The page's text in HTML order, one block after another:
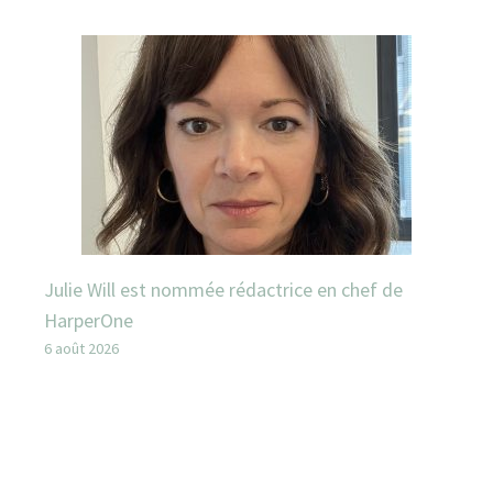
Julie Will est nommée rédactrice en chef de
HarperOne
6 août 2026